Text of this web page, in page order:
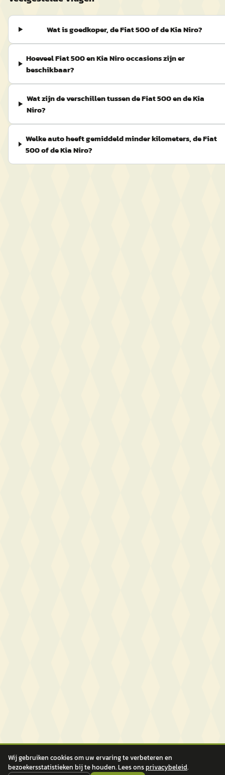
Wat is goedkoper, de Fiat 500 of de Kia Niro?
Hoeveel Fiat 500 en Kia Niro occasions zijn er
beschikbaar?
Wat zijn de verschillen tussen de Fiat 500 en de Kia
Niro?
Welke auto heeft gemiddeld minder kilometers, de Fiat
500 of de Kia Niro?
Wij gebruiken cookies om uw ervaring te verbeteren en
bezoekersstatistieken bij te houden. Lees onsprivacybeleid.